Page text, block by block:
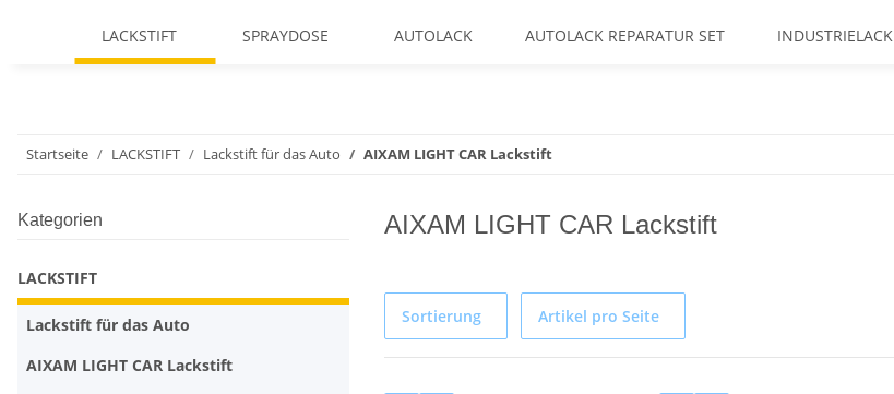
LACKSTIFT SPRAYDOSE AUTOLACK AUTOLACK REPARATUR SET INDUSTRIELACK
Startseite LACKSTIFT Lackstift für das Auto AIXAM LIGHT CAR Lackstift
AIXAM LIGHT CAR Lackstift
Sortierung Artikel pro Seite
Kategorien
LACKSTIFT
Lackstift für das Auto
AIXAM LIGHT CAR Lackstift